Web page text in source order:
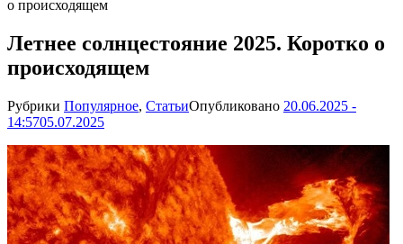
о происходящем
Летнее солнцестояние 2025. Коротко о
происходящем
Рубрики Популярное, СтатьиОпубликовано 20.06.2025 -
14:5705.07.2025